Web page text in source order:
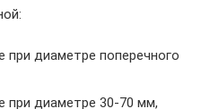
при диаметре поперечного
при диаметре 30-70 мм,